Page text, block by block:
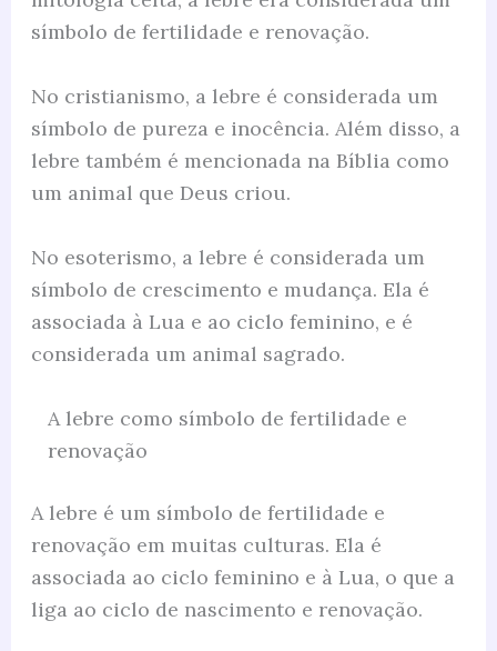
símbolo de fertilidade e renovação.
No cristianismo, a lebre é considerada um
símbolo de pureza e inocência. Além disso, a
lebre também é mencionada na Bíblia como
um animal que Deus criou.
No esoterismo, a lebre é considerada um
símbolo de crescimento e mudança. Ela é
associada à Lua e ao ciclo feminino, e é
considerada um animal sagrado.
A lebre como símbolo de fertilidade e
renovação
A lebre é um símbolo de fertilidade e
renovação em muitas culturas. Ela é
associada ao ciclo feminino e à Lua, o que a
liga ao ciclo de nascimento e renovação.